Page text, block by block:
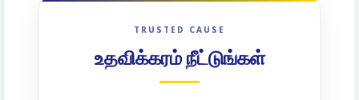
TRUSTED CAUSE
உதவிக்கரம் நீட்டுங்கள்